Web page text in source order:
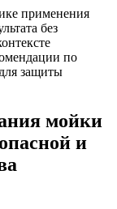
применения
без
по
защиты
мойки
и